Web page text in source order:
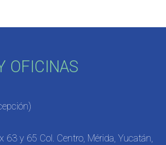
OFICINAS
63 y 65 Col. Centro, Mérida, Yucatán,